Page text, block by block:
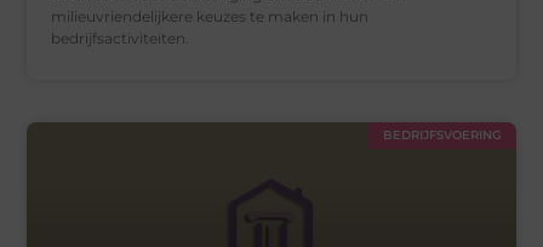
milieuvriendelijkere keuzes te maken in hun
bedrijfsactiviteiten.
BEDRIJFSVOERING